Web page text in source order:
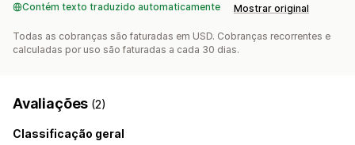
Contém texto traduzido automaticamente Mostrar original
Todas as cobranças são faturadas em USD. Cobranças recorrentes e
calculadas por uso são faturadas a cada 30 dias.
Avaliações (2)
Classificação geral